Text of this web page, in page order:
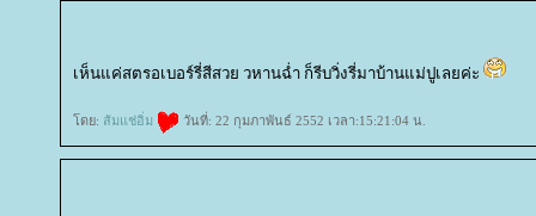
เห็นแค่สตรอเบอร์รี่สีสวย วหานฉ่ำ ก็รีบวิ่งรี่มาบ้านแม่ปูเลยค่ะ
ดย: ส้มแช่อิ่ม วันที่: 22 กุมภาพันธ์ 2552 เวลา:15:21:04 น.